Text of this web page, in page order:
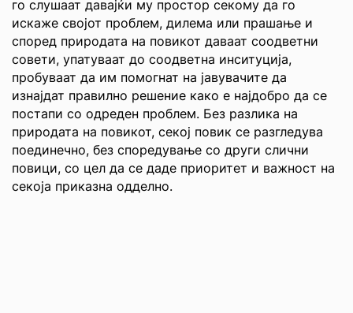
го слушаат давајќи му простор секому да го
искаже својот проблем, дилема или прашање и
според природата на повикот даваат соодветни
совети, упатуваат до соодветна инситуција,
пробуваат да им помогнат на јавувачите да
изнајдат правилно решение како е најдобро да се
постапи со одреден проблем. Без разлика на
природата на повикот, секој повик се разгледува
поединечно, без споредување со други слични
повици, со цел да се даде приоритет и важност на
секоја приказна одделно.